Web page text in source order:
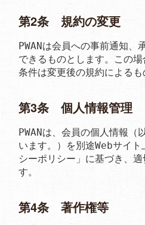
第2条 規約の変更
PWANは会員への事前通知、
できるものとします。この
条件は変更後の規約によるも
第3条 個人情報管理
PWANは、会員の個人情報（
います。）を別途Webサイ
シーポリシー」に基づき、
す。
第4条 著作権等